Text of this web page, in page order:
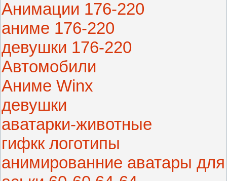
Анимации 176-220
аниме 176-220
девушки 176-220
Автомобили
Аниме Winx
девушки
аватарки-животные
гифкк логотипы
анимированние аватары для